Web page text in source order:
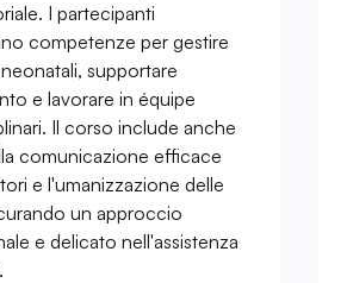
I partecipanti
competenze per gestire
supportare
e lavorare in équipe
Il corso include anche
comunicazione efficace
e l'umanizzazione delle
un approccio
e delicato nell'assistenza